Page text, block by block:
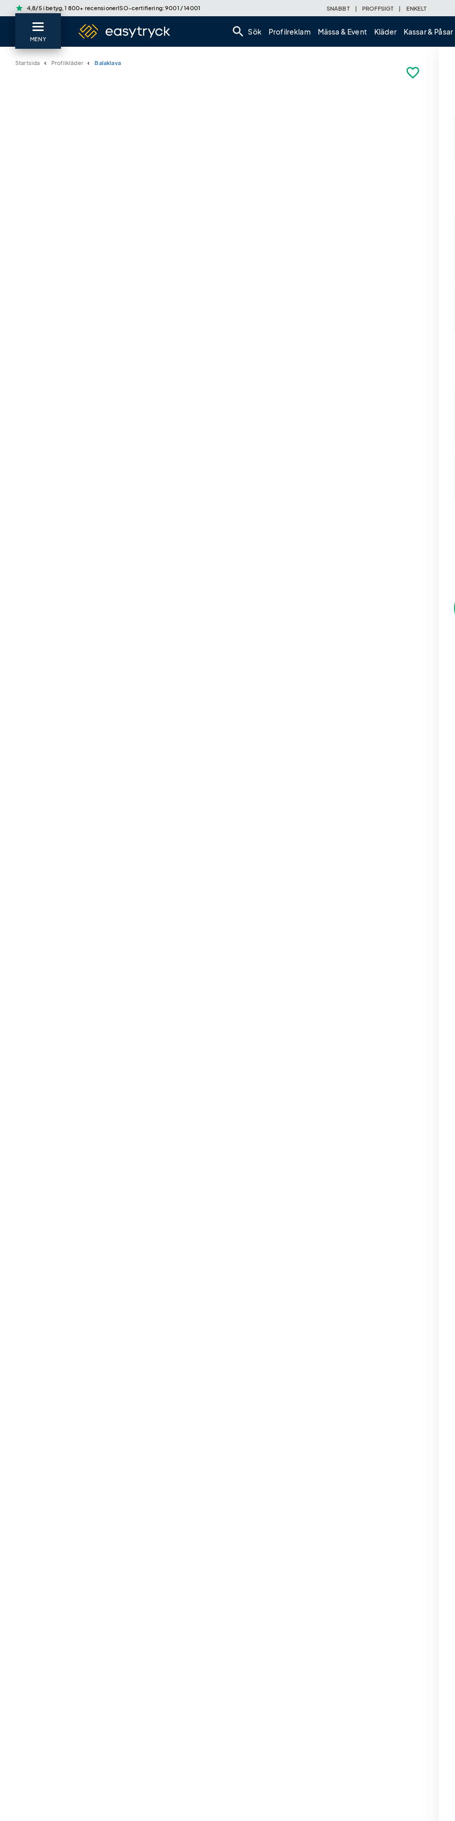
star 4,8/5 i betyg, 1 800+ recensionerISO-certifiering: 9001 / 14001 SNABBT | PROFFSIGT | ENKELT
search Sök Profilreklam Mässa & Event Kläder Kassar & Påsar
MENY
Startsida Profilkläder Balaklava
favorite_border